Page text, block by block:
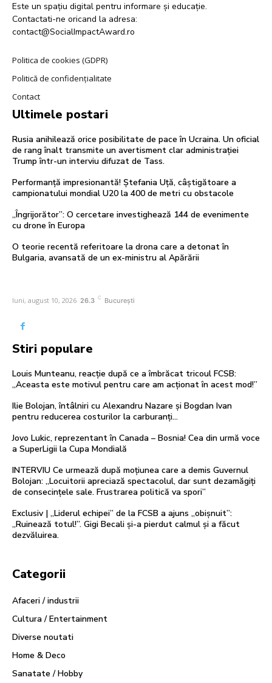
Este un spațiu digital pentru informare și educație.
Contactati-ne oricand la adresa:
contact@SocialImpactAward.ro
Politica de cookies (GDPR)
Politică de confidențialitate
Contact
Ultimele postari
Rusia anihilează orice posibilitate de pace în Ucraina. Un oficial
de rang înalt transmite un avertisment clar administrației
Trump într-un interviu difuzat de Tass.
Performanță impresionantă! Ștefania Uță, câștigătoare a
campionatului mondial U20 la 400 de metri cu obstacole
„Îngrijorător”: O cercetare investighează 144 de evenimente
cu drone în Europa
O teorie recentă referitoare la drona care a detonat în
Bulgaria, avansată de un ex-ministru al Apărării
luni, august 10, 2026 26.3 C București
Stiri populare
Louis Munteanu, reacție după ce a îmbrăcat tricoul FCSB:
„Aceasta este motivul pentru care am acționat în acest mod!”
Ilie Bolojan, întâlniri cu Alexandru Nazare și Bogdan Ivan
pentru reducerea costurilor la carburanți…
Jovo Lukic, reprezentant în Canada – Bosnia! Cea din urmă voce
a SuperLigii la Cupa Mondială
INTERVIU Ce urmează după moțiunea care a demis Guvernul
Bolojan: „Locuitorii apreciază spectacolul, dar sunt dezamăgiți
de consecințele sale. Frustrarea politică va spori”
Exclusiv | „Liderul echipei” de la FCSB a ajuns „obișnuit”:
„Ruinează totul!”. Gigi Becali și-a pierdut calmul și a făcut
dezvăluirea.
Categorii
Afaceri / industrii
Cultura / Entertainment
Diverse noutati
Home & Deco
Sanatate / Hobby